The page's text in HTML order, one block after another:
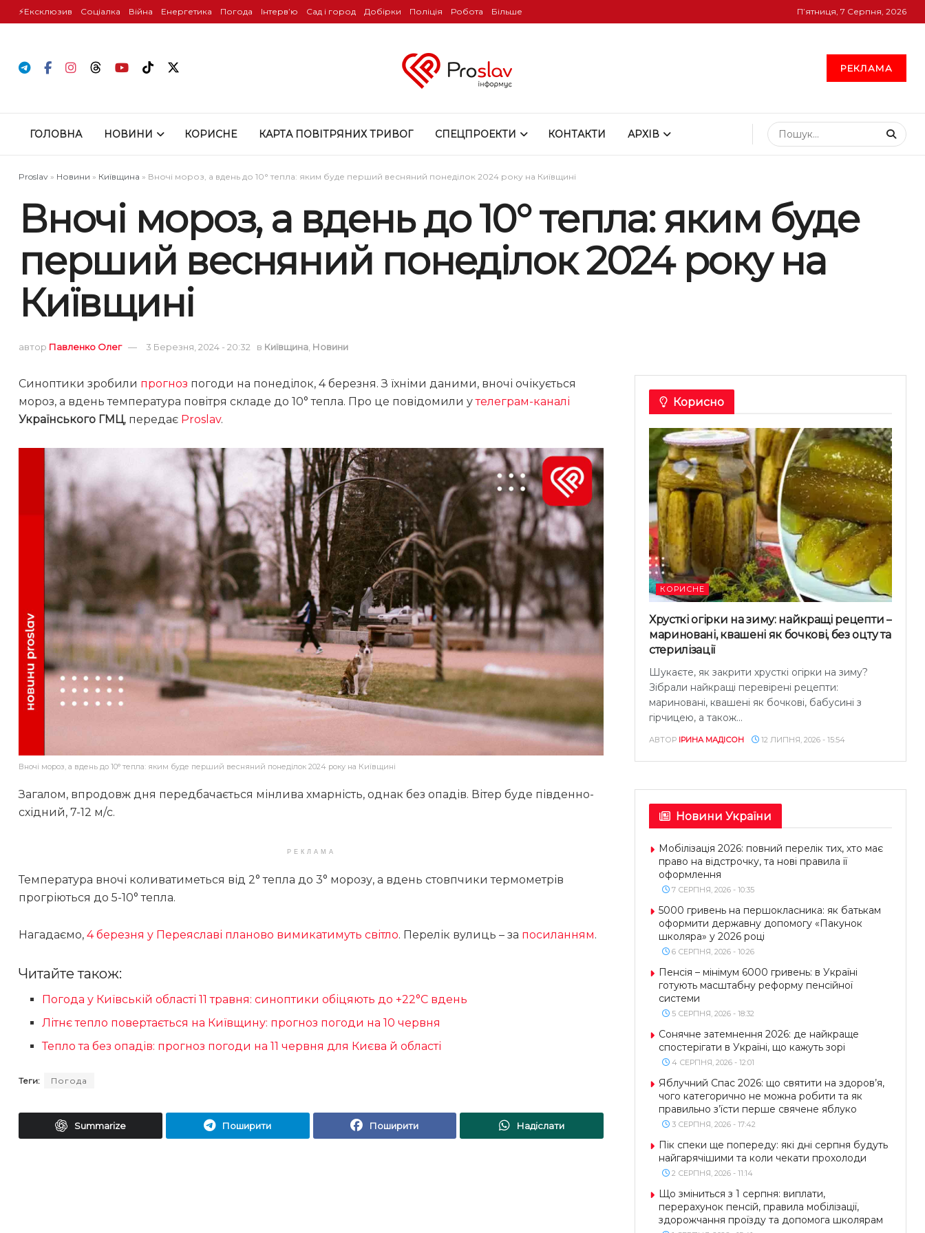
⚡️Ексклюзив Соціалка Війна Енергетика Погода Інтервʼю Сад і город Добірки Поліція Робота Більше П’ятниця, 7 Серпня, 2026
РЕКЛАМА
ГОЛОВНА НОВИНИ КОРИСНЕ КАРТА ПОВІТРЯНИХ ТРИВОГ СПЕЦПРОЕКТИ КОНТАКТИ АРХІВ
Proslav » Новини » Київщина » Вночі мороз, а вдень до 10° тепла: яким буде перший весняний понеділок 2024 року на Київщині
Вночі мороз, а вдень до 10° тепла: яким буде
перший весняний понеділок 2024 року на
Київщині
автор Павленко Олег 3 Березня, 2024 - 20:32 в Київщина, Новини
Синоптики зробили прогноз погоди на понеділок, 4 березня. З їхніми даними, вночі очікується
мороз, а вдень температура повітря складе до 10° тепла. Про це повідомили утелеграм-каналі
Українського ГМЦ, передає Proslav.
Вночі мороз, а вдень до 10° тепла: яким буде перший весняний понеділок 2024 року на Київщині
Загалом, впродовж дня передбачається мінлива хмарність, однак без опадів. Вітер буде південно-
східний, 7-12 м/с.
РЕКЛАМА
Температура вночі коливатиметься від 2° тепла до 3° морозу, а вдень стовпчики термометрів
прогріються до 5-10° тепла.
Нагадаємо, 4 березня у Переяславі планово вимикатимуть світло. Перелік вулиць – за посиланням.
Читайте також:
Погода у Київській області 11 травня: синоптики обіцяють до +22°С вдень
Літнє тепло повертається на Київщину: прогноз погоди на 10 червня
Тепло та без опадів: прогноз погоди на 11 червня для Києва й області
Теги: Погода
Summarize Поширити Поширити Надіслати
Корисно
КОРИСНЕ
Хрусткі огірки на зиму: найкращі рецепти –
мариновані, квашені як бочкові, без оцту та
стерилізації
Шукаєте, як закрити хрусткі огірки на зиму?
Зібрали найкращі перевірені рецепти:
мариновані, квашені як бочкові, бабусині з
гірчицею, а також...
АВТОР ІРИНА МАДІСОН 12 ЛИПНЯ, 2026 - 15:54
Новини України
Мобілізація 2026: повний перелік тих, хто має
право на відстрочку, та нові правила її
оформлення
7 СЕРПНЯ, 2026 - 10:35
5000 гривень на першокласника: як батькам
оформити державну допомогу «Пакунок
школяра» у 2026 році
6 СЕРПНЯ, 2026 - 10:26
Пенсія – мінімум 6000 гривень: в Україні
готують масштабну реформу пенсійної
системи
5 СЕРПНЯ, 2026 - 18:32
Сонячне затемнення 2026: де найкраще
спостерігати в Україні, що кажуть зорі
4 СЕРПНЯ, 2026 - 12:01
Яблучний Спас 2026: що святити на здоров’я,
чого категорично не можна робити та як
правильно з’їсти перше свячене яблуко
3 СЕРПНЯ, 2026 - 17:42
Пік спеки ще попереду: які дні серпня будуть
найгарячішими та коли чекати прохолоди
2 СЕРПНЯ, 2026 - 11:14
Що зміниться з 1 серпня: виплати,
перерахунок пенсій, правила мобілізації,
здорожчання проїзду та допомога школярам